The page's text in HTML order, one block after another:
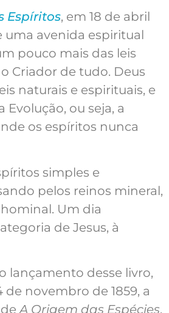
Espíritos, em 18 de abril
uma avenida espiritual
pouco mais das leis
Criador de tudo. Deus
naturais e espirituais, e
Evolução, ou seja, a
os espíritos nunca
simples e
pelos reinos mineral,
Um dia
de Jesus, à
lançamento desse livro,
de novembro de 1859, a
A Origem das Espécies,